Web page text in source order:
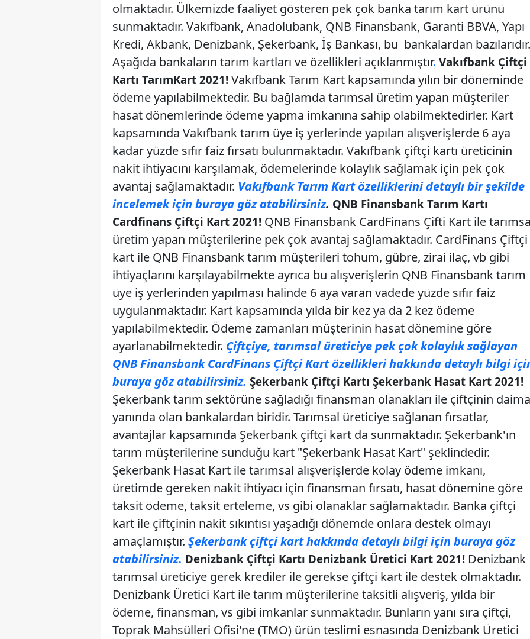
olmaktadır. Ülkemizde faaliyet gösteren pek çok banka tarım kart ürünü
sunmaktadır. Vakıfbank, Anadolubank, QNB Finansbank, Garanti BBVA, Yapı
Kredi, Akbank, Denizbank, Şekerbank, İş Bankası, bu bankalardan bazılarıdır.
Aşağıda bankaların tarım kartları ve özellikleri açıklanmıştır. Vakıfbank Çiftçi
Kartı TarımKart 2021! Vakıfbank Tarım Kart kapsamında yılın bir döneminde
ödeme yapılabilmektedir. Bu bağlamda tarımsal üretim yapan müşteriler
hasat dönemlerinde ödeme yapma imkanına sahip olabilmektedirler. Kart
kapsamında Vakıfbank tarım üye iş yerlerinde yapılan alışverişlerde 6 aya
kadar yüzde sıfır faiz fırsatı bulunmaktadır. Vakıfbank çiftçi kartı üreticinin
nakit ihtiyacını karşılamak, ödemelerinde kolaylık sağlamak için pek çok
avantaj sağlamaktadır. Vakıfbank Tarım Kart özelliklerini detaylı bir şekilde
incelemek için buraya göz atabilirsiniz. QNB Finansbank Tarım Kartı
Cardfinans Çiftçi Kart 2021! QNB Finansbank CardFinans Çifti Kart ile
üretim yapan müşterilerine pek çok avantaj sağlamaktadır. CardFinans Çiftçi
kart ile QNB Finansbank tarım müşterileri tohum, gübre, zirai ilaç, vb gibi
ihtiyaçlarını karşılayabilmekte ayrıca bu alışverişlerin QNB Finansbank tarım
üye iş yerlerinden yapılması halinde 6 aya varan vadede yüzde sıfır faiz
uygulanmaktadır. Kart kapsamında yılda bir kez ya da 2 kez ödeme
yapılabilmektedir. Ödeme zamanları müşterinin hasat dönemine göre
ayarlanabilmektedir. Çiftçiye, tarımsal üreticiye pek çok kolaylık sağlayan
QNB Finansbank CardFinans Çiftçi Kart özellikleri hakkında detaylı bilgi
buraya göz atabilirsiniz. Şekerbank Çiftçi Kartı Şekerbank Hasat Kart 2021!
Şekerbank tarım sektörüne sağladığı finansman olanakları ile çiftçinin daima
yanında olan bankalardan biridir. Tarımsal üreticiye sağlanan fırsatlar,
avantajlar kapsamında Şekerbank çiftçi kart da sunmaktadır. Şekerbank'ın
tarım müşterilerine sunduğu kart "Şekerbank Hasat Kart" şeklindedir.
Şekerbank Hasat Kart ile tarımsal alışverişlerde kolay ödeme imkanı,
üretimde gereken nakit ihtiyacı için finansman fırsatı, hasat dönemine göre
taksit ödeme, taksit erteleme, vs gibi olanaklar sağlamaktadır. Banka çiftçi
kart ile çiftçinin nakit sıkıntısı yaşadığı dönemde onlara destek olmayı
amaçlamıştır. Şekerbank çiftçi kart hakkında detaylı bilgi için buraya göz
atabilirsiniz. Denizbank Çiftçi Kartı Denizbank Üretici Kart 2021! Denizbank
tarımsal üreticiye gerek krediler ile gerekse çiftçi kart ile destek olmaktadır.
Denizbank Üretici Kart ile tarım müşterilerine taksitli alışveriş, yılda bir
ödeme, finansman, vs gibi imkanlar sunmaktadır. Bunların yanı sıra çiftçi,
Toprak Mahsülleri Ofisi'ne (TMO) ürün teslimi esnasında Denizbank Üretici